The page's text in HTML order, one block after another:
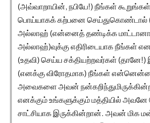
(அவ்வாறாயின், நபியே!) நீங்கள்
பொய்யாகக் கற்பனை செய்துகொண்டால்
அல்லாஹ் (என்னைத் தண்டிக்க
அல்லாஹ்)வுக்கு எதிரிடையாக நீங்கள்
(உதவி) செய்ய சக்தியற்றவர்கள் (தானே!)
(எனக்கு விரோதமாக) நீங்கள் என்னென்ன
அவைகளை அவன்
எனக்கும் உங்களுக்கும் மத்தியில் அவனே
சாட்சியாக இருக்கின்றான். அவன் மிக